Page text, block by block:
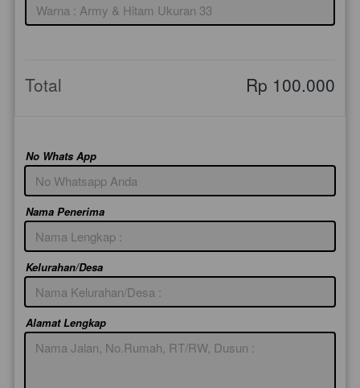
No Whats App
Nama Penerima
Kelurahan/Desa
Alamat Lengkap
Total Rp 100.000